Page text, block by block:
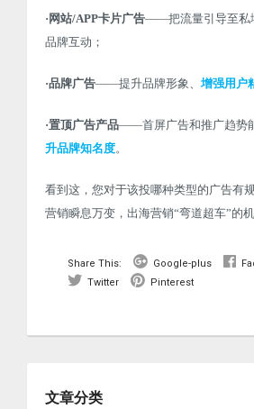
·网站/APP卡片广告——把流量引导至私
品牌互动；
·品牌广告——提升品牌形象、 增强用户
·置顶广告产品——首屏广告和推广趋势
升品牌知名度。
看到这，您对于该投哪种类型的广告有
营销瞬息万变，出海营销“弯道超车”的机
Share This: Google-plus
Twitter
Pinterest
文章分类